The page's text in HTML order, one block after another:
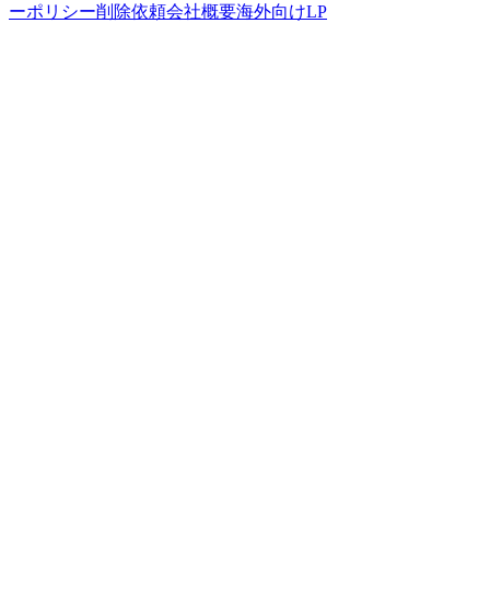
ーポリシー削除依頼会社概要海外向けLP